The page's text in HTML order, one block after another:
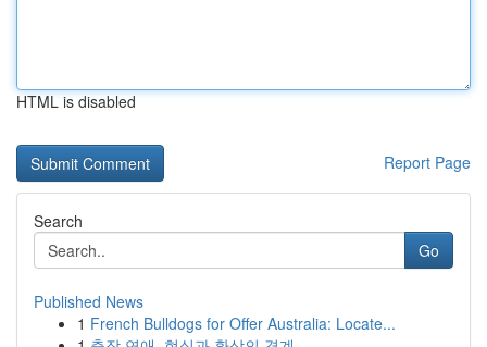
HTML is disabled
Report Page
Search
Go
Published News
1 French Bulldogs for Offer Australia: Locate...